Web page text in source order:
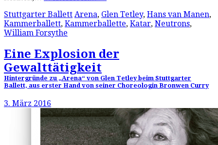
Stuttgarter Ballett Arena, Glen Tetley, Hans van Manen,
Kammerballett, Kammerballette, Katar, Neutrons,
William Forsythe
Eine Explosion der
Gewalttätigkeit
Hintergründe zu „Arena“ von Glen Tetley beim Stuttgarter
Ballett, aus erster Hand von seiner Choreologin Bronwen Curry
3. März 2016